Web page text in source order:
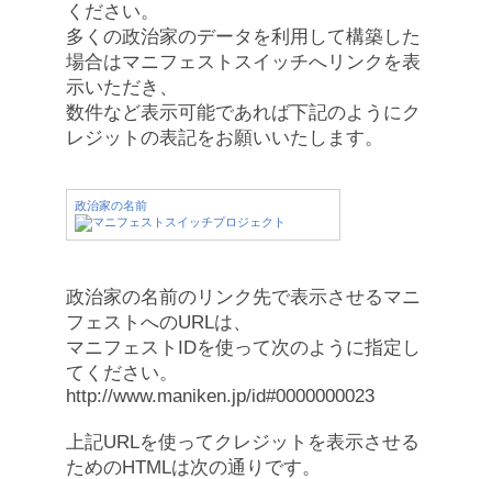
ください。
多くの政治家のデータを利用して構築した
場合はマニフェストスイッチへリンクを表
示いただき、
数件など表示可能であれば下記のようにク
レジットの表記をお願いいたします。
政治家の名前
政治家の名前のリンク先で表示させるマニ
フェストへのURLは、
マニフェストIDを使って次のように指定し
てください。
http://www.maniken.jp/id#0000000023
上記URLを使ってクレジットを表示させる
ためのHTMLは次の通りです。